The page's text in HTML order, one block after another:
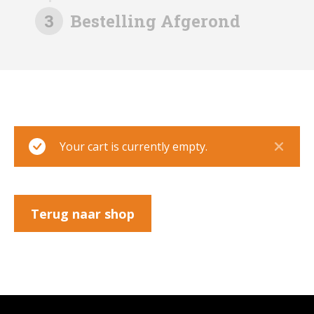
Bestelling Afgerond
3
Your cart is currently empty.
Terug naar shop